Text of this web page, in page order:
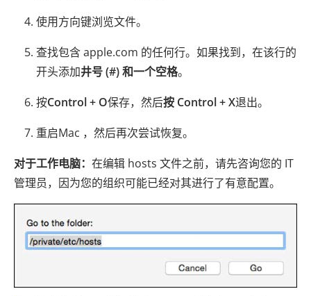
使用方向键浏览文件。
查找包含 apple.com 的任何行。如果找到，在该行的
开头添加井号 (#) 和一个空格。
按Control + O保存，然后按 Control + X退出。
重启Mac ，然后再次尝试恢复。
对于工作电脑： 在编辑 hosts 文件之前，请先咨询您的 IT
管理员，因为您的组织可能已经对其进行了有意配置。